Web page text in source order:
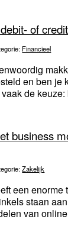
of
Financieel
en ben je
de
business
Zakelijk
een
staan
van